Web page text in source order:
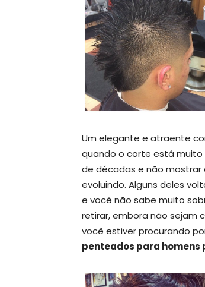
Um elegante e atraente
quando o corte está muito
de décadas e não mostrar
evoluindo. Alguns deles
e você não sabe muito
retirar, embora não sejam
você estiver procurando
penteados para homens